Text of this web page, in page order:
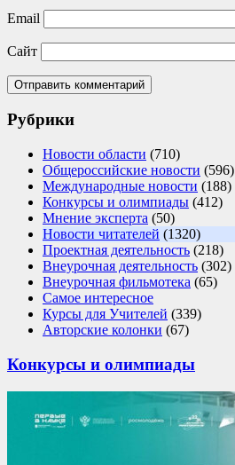
Email
Сайт
Рубрики
Новости области (710)
Общероссийские новости (596)
Международные новости (188)
Конкурсы и олимпиады (412)
Мнение эксперта (50)
Новости читателей (1320)
Проектная деятельность (218)
Внеурочная деятельность (302)
Внеурочная фильмотека (65)
Самое интересное
Курсы для Учителей (339)
Авторские колонки (67)
Конкурсы и олимпиады